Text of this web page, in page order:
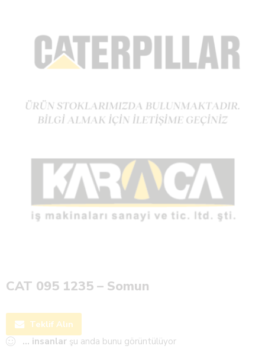
CAT 095 1235 – Somun
Teklif Alın
... insanlar şu anda bunu görüntülüyor